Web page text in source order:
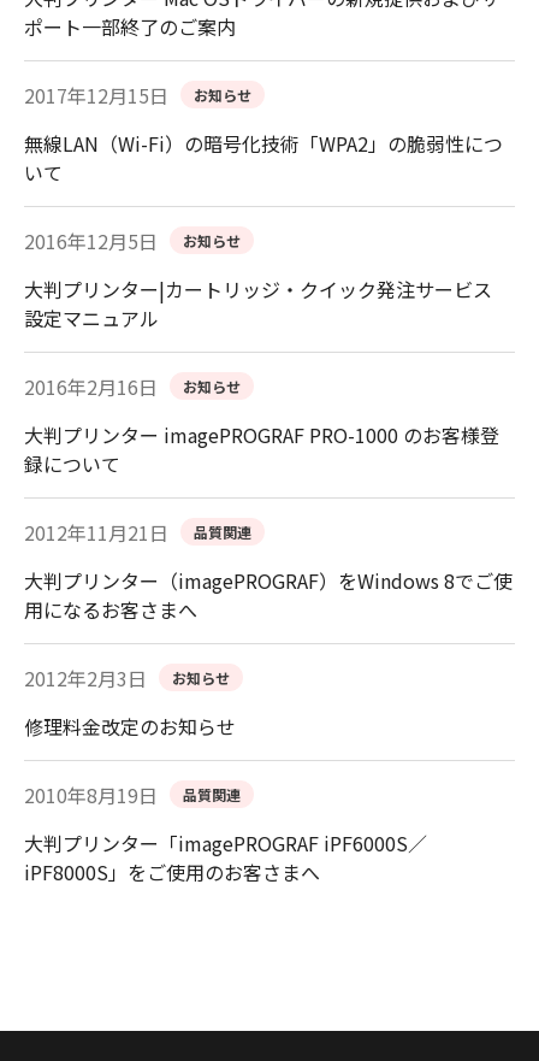
ポート一部終了のご案内
2017年12月15日 お知らせ
無線LAN（Wi-Fi）の暗号化技術「WPA2」の脆弱性につ
いて
2016年12月5日 お知らせ
大判プリンター|カートリッジ・クイック発注サービス
設定マニュアル
2016年2月16日 お知らせ
大判プリンター imagePROGRAF PRO-1000 のお客様登
録について
2012年11月21日 品質関連
大判プリンター（imagePROGRAF）をWindows 8でご使
用になるお客さまへ
2012年2月3日 お知らせ
修理料金改定のお知らせ
2010年8月19日 品質関連
大判プリンター「imagePROGRAF iPF6000S／
iPF8000S」をご使用のお客さまへ